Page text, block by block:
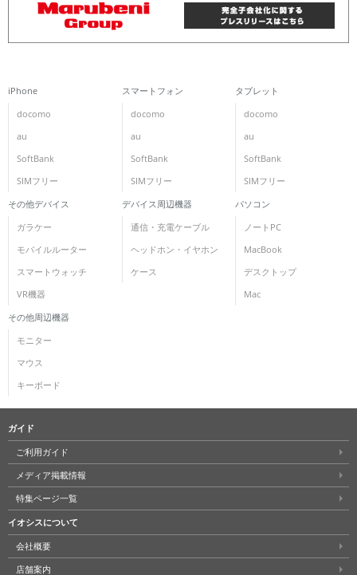
iPhone
docomo
au
SoftBank
SIMフリー
スマートフォン
docomo
au
SoftBank
SIMフリー
タブレット
docomo
au
SoftBank
SIMフリー
その他デバイス
ガラケー
モバイルルーター
スマートウォッチ
VR機器
デバイス周辺機器
通信・充電ケーブル
ヘッドホン・イヤホン
ケース
パソコン
ノートPC
MacBook
デスクトップ
Mac
その他周辺機器
モニター
マウス
キーボード
ガイド
ご利用ガイド
メディア掲載情報
特集ページ一覧
イオシスについて
会社概要
店舗案内